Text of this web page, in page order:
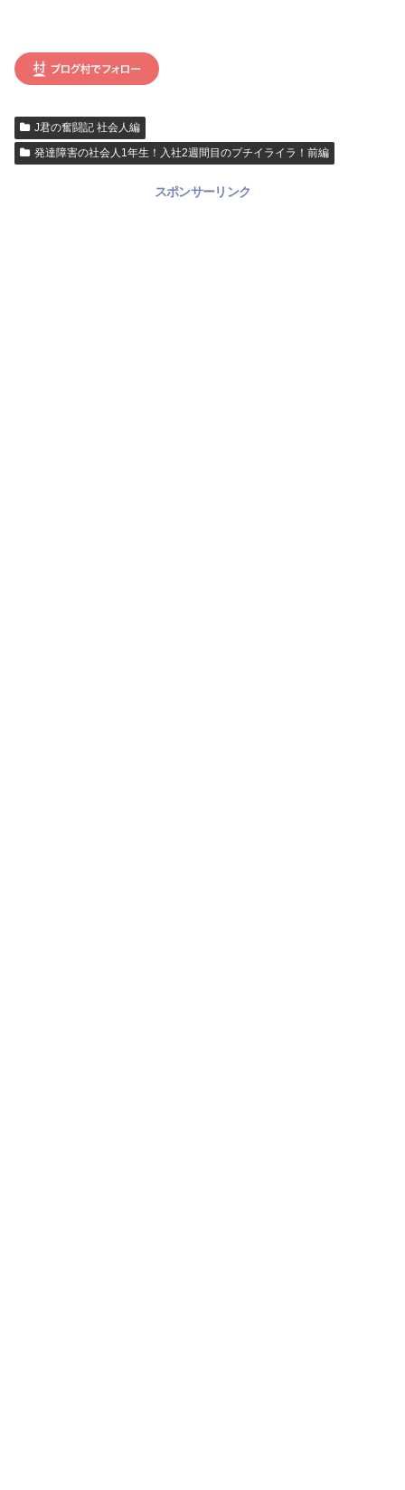
J君の奮闘記 社会人編
発達障害の社会人1年生！入社2週間目のプチイライラ！前編
スポンサーリンク